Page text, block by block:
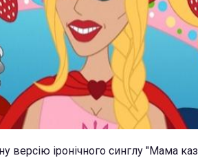
версію іронічного синглу "Мама